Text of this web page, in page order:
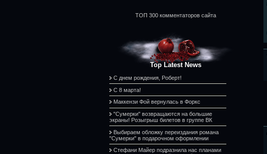
ТОП 300 комментаторов сайта
Top Latest News
С днем рождения, Роберт!
С 8 марта!
Маккензи Фой вернулась в Форкс
"Сумерки" возвращаются на большие
экраны! Розыгрыш билетов в группе ВК
Выбираем обложку переиздания романа
"Сумерки" в подарочном оформлении
Стефани Майер подразнила нас планами